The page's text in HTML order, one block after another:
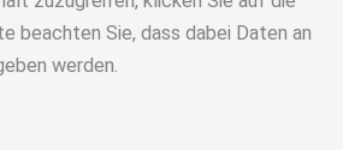
beachten Sie, dass dabei Daten an
werden.